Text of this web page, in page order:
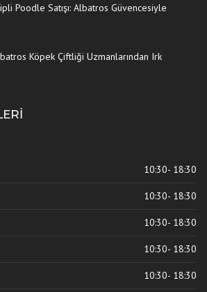
Poodle Satışı: Albatros Güvencesiyle
Köpek Çiftliği Uzmanlarından Irk
10:30- 18:30
10:30- 18:30
10:30- 18:30
10:30- 18:30
10:30- 18:30